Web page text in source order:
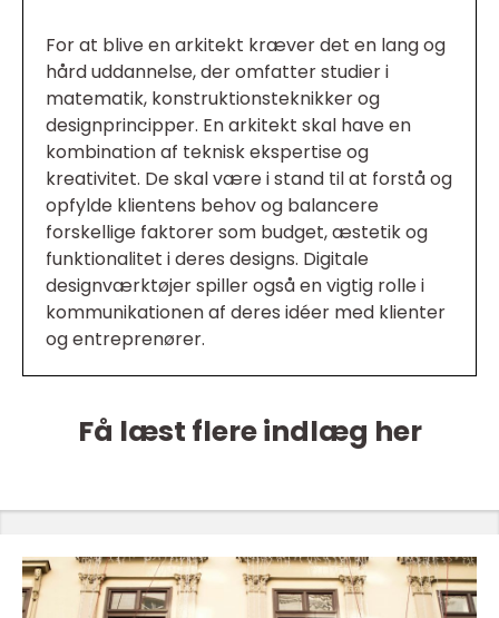
For at blive en arkitekt kræver det en lang og
hård uddannelse, der omfatter studier i
matematik, konstruktionsteknikker og
designprincipper. En arkitekt skal have en
kombination af teknisk ekspertise og
kreativitet. De skal være i stand til at forstå og
opfylde klientens behov og balancere
forskellige faktorer som budget, æstetik og
funktionalitet i deres designs. Digitale
designværktøjer spiller også en vigtig rolle i
kommunikationen af deres idéer med klienter
og entreprenører.
Få læst flere indlæg her